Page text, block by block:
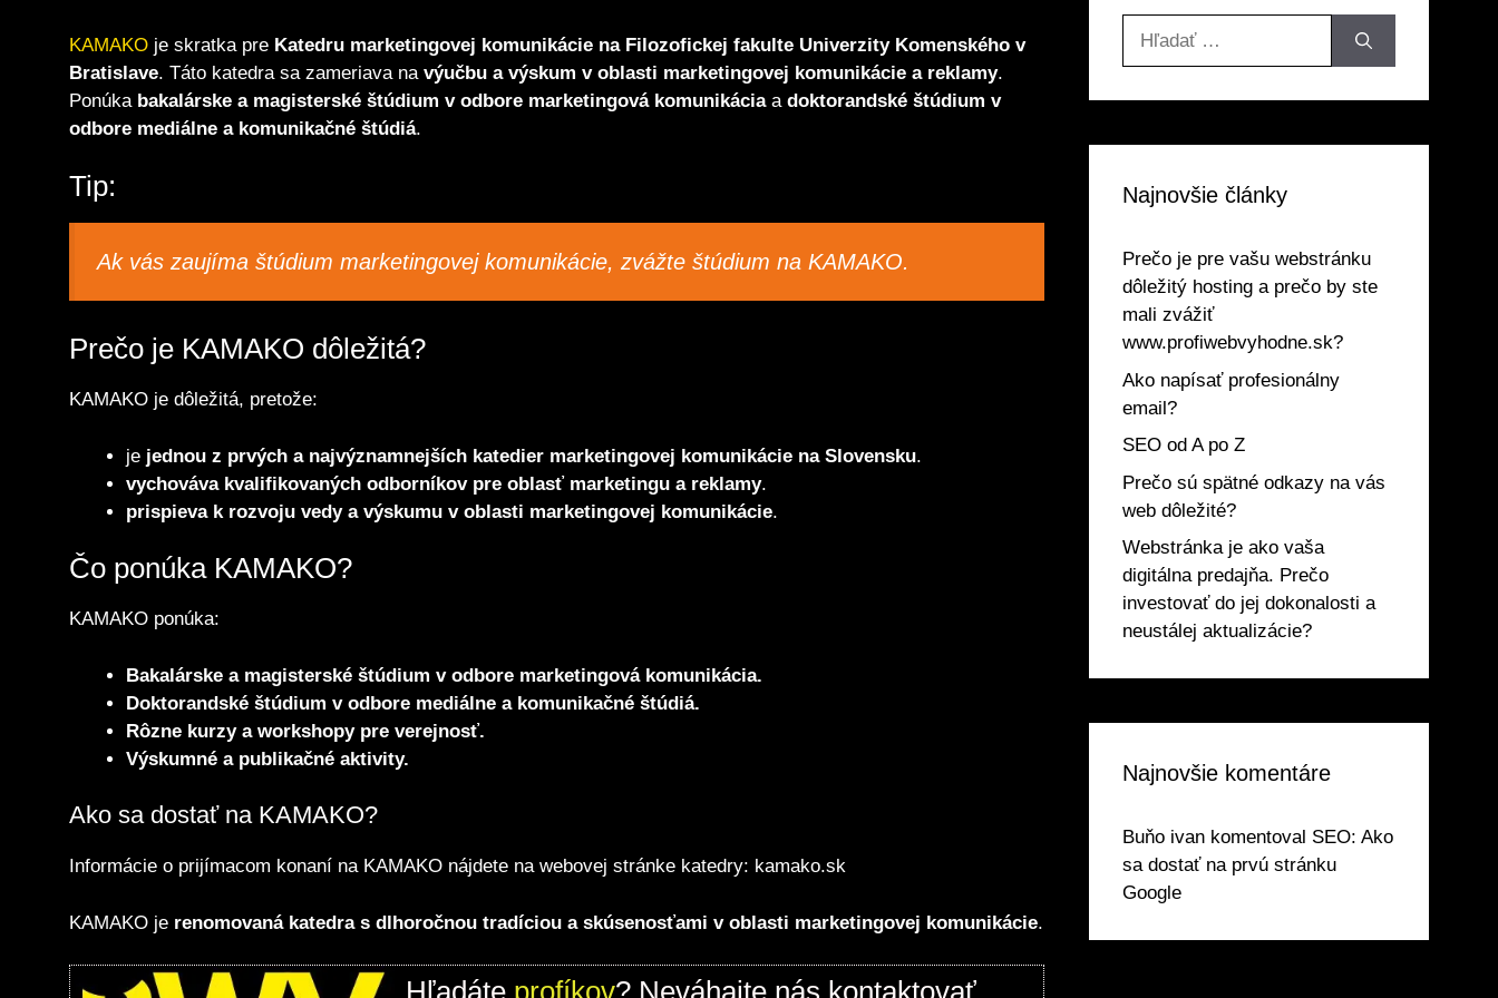
KAMAKO je skratka pre Katedru marketingovej komunikácie na Filozofickej fakulte Univerzity Komenského v
Bratislave. Táto katedra sa zameriava na výučbu a výskum v oblasti marketingovej komunikácie a reklamy.
Ponúka bakalárske a magisterské štúdium v odbore marketingová komunikáciaa doktorandské štúdium v
odbore mediálne a komunikačné štúdiá.
Tip:
Ak vás zaujíma štúdium marketingovej komunikácie, zvážte štúdium na KAMAKO.
Prečo je KAMAKO dôležitá?
KAMAKO je dôležitá, pretože:
je jednou z prvých a najvýznamnejších katedier marketingovej komunikácie na Slovensku.
vychováva kvalifikovaných odborníkov pre oblasť marketingu a reklamy.
prispieva k rozvoju vedy a výskumu v oblasti marketingovej komunikácie.
Čo ponúka KAMAKO?
KAMAKO ponúka:
Bakalárske a magisterské štúdium v odbore marketingová komunikácia.
Doktorandské štúdium v odbore mediálne a komunikačné štúdiá.
Rôzne kurzy a workshopy pre verejnosť.
Výskumné a publikačné aktivity.
Ako sa dostať na KAMAKO?
Informácie o prijímacom konaní na KAMAKO nájdete na webovej stránke katedry: kamako.sk
KAMAKO je renomovaná katedra s dlhoročnou tradíciou a skúsenosťami v oblasti marketingovej komunikácie.
Najnovšie články
Prečo je pre vašu webstránku
dôležitý hosting a prečo by ste
mali zvážiť
www.profiwebvyhodne.sk?
Ako napísať profesionálny
email?
SEO od A po Z
Prečo sú spätné odkazy na vás
web dôležité?
Webstránka je ako vaša
digitálna predajňa. Prečo
investovať do jej dokonalosti a
neustálej aktualizácie?
Najnovšie komentáre
Buňo ivan komentoval SEO: Ako
sa dostať na prvú stránku
Google